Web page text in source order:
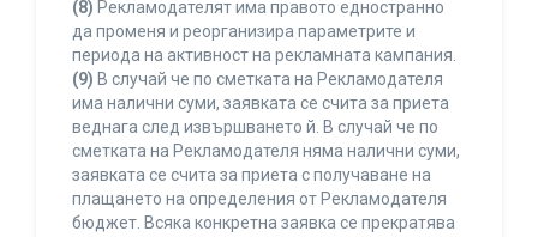
(8) Рекламодателят има правото едностранно
да променя и реорганизира параметрите и
периода на активност на рекламната кампания.
(9) В случай че по сметката на Рекламодателя
има налични суми, заявката се счита за приета
веднага след извършването й. В случай че по
сметката на Рекламодателя няма налични суми,
заявката се счита за приета с получаване на
плащането на определения от Рекламодателя
бюджет. Всяка конкретна заявка се прекратява